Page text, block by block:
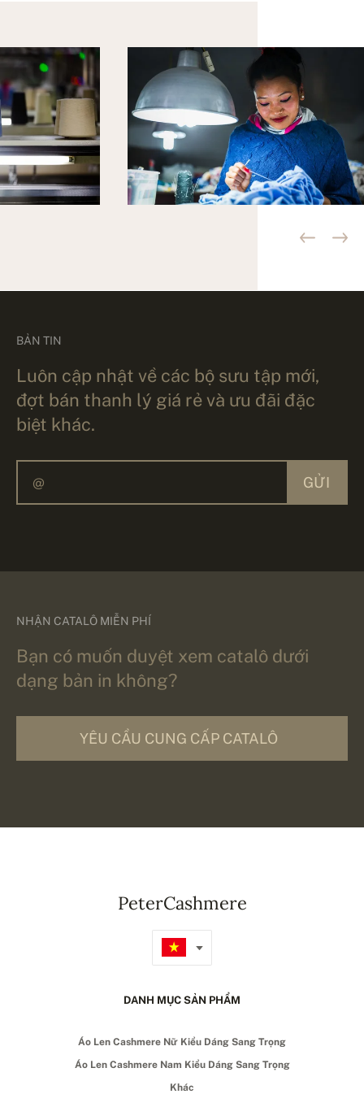
BẢN TIN
Luôn cập nhật về các bộ sưu tập mới,
đợt bán thanh lý giá rẻ và ưu đãi đặc
biệt khác.
GỬI
NHẬN CATALÔ MIỄN PHÍ
Bạn có muốn duyệt xem catalô dưới
dạng bản in không?
YÊU CẦU CUNG CẤP CATALÔ
PeterCashmere
DANH MỤC SẢN PHẨM
Áo Len Cashmere Nữ Kiểu Dáng Sang Trọng
Áo Len Cashmere Nam Kiểu Dáng Sang Trọng
Khác